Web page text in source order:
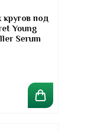
под
Young
Serum